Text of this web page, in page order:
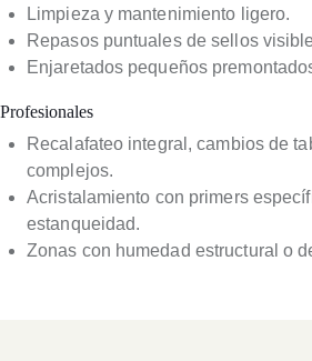
Limpieza y mantenimiento ligero.
Repasos puntuales de sellos
Enjaretados pequeños
Profesionales
Recalafateo integral, cambios de
complejos.
Acristalamiento con primers
estanqueidad.
Zonas con humedad estructural o